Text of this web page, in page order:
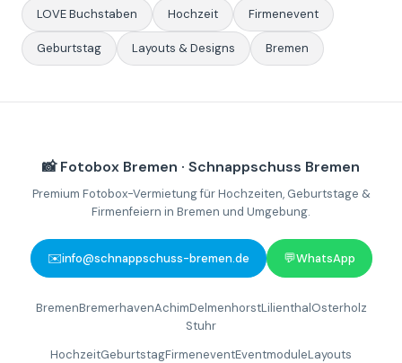
LOVE Buchstaben Hochzeit Firmenevent
Geburtstag Layouts & Designs Bremen
📸 Fotobox Bremen · Schnappschuss Bremen
Premium Fotobox-Vermietung für Hochzeiten, Geburtstage &
Firmenfeiern in Bremen und Umgebung.
✉️info@schnappschuss-bremen.de 💬WhatsApp
BremenBremerhavenAchimDelmenhorstLilienthalOsterholz
Stuhr
HochzeitGeburtstagFirmeneventEventmoduleLayouts